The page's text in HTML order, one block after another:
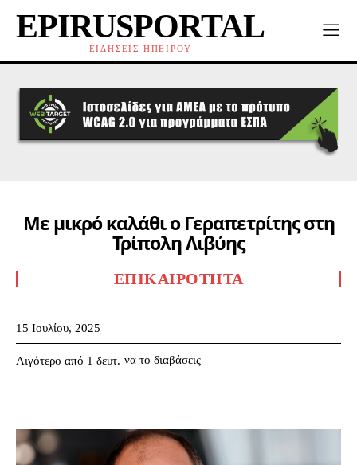
EPIRUSPORTAL
ΕΙΔΗΣΕΙΣ ΗΠΕΙΡΟΥ
Με μικρό καλάθι ο Γεραπετρίτης στη
Τρίπολη Λιβύης
ΕΠΙΚΑΙΡΌΤΗΤΑ
15 Ιουλίου, 2025
Λιγότερο από 1 δευτ. να το διαβάσεις